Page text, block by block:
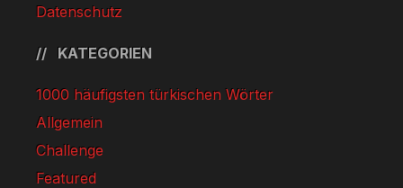
Datenschutz
KATEGORIEN
1000 häufigsten türkischen Wörter
Allgemein
Challenge
Featured